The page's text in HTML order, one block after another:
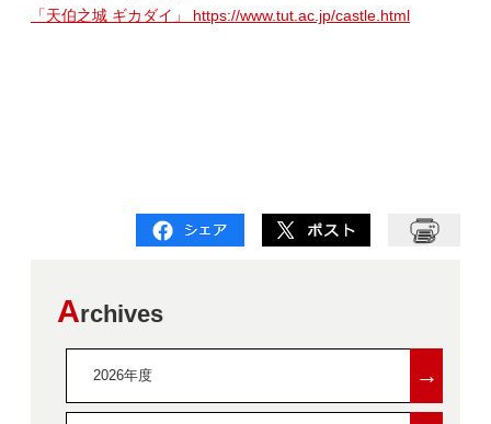
「天伯之城 ギカダイ」 https://www.tut.ac.jp/castle.html
Archives
2026年度 →